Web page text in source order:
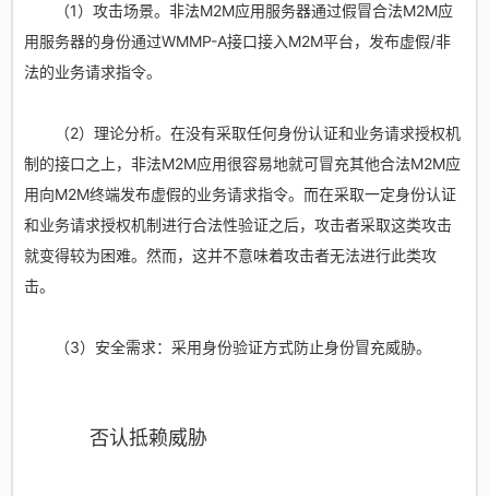
（1）攻击场景。非法M2M应用服务器通过假冒合法M2M应
用服务器的身份通过WMMP-A接口接入M2M平台，发布虚假/非
法的业务请求指令。
（2）理论分析。在没有采取任何身份认证和业务请求授权机
制的接口之上，非法M2M应用很容易地就可冒充其他合法M2M应
用向M2M终端发布虚假的业务请求指令。而在采取一定身份认证
和业务请求授权机制进行合法性验证之后，攻击者采取这类攻击
就变得较为困难。然而，这并不意味着攻击者无法进行此类攻
击。
（3）安全需求：采用身份验证方式防止身份冒充威胁。
否认抵赖威胁